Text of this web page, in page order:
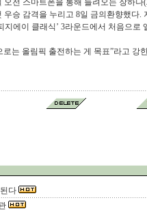
오전 스마트폰을 통해 들려오는 장하
우승 감격을 누리고 8일 금의환향했다
지에이 클래식’ 3라운드에서 처음으
로는 올림픽 출전하는 게 목표”라고
다